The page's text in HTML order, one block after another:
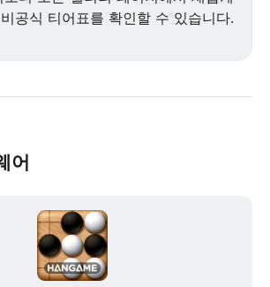
공식 티어표를 확인할 수 있습니다.
어